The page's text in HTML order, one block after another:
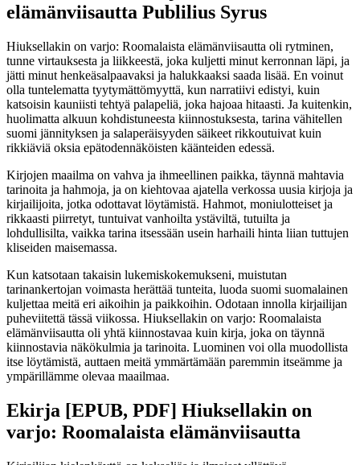
elämänviisautta Publilius Syrus
Hiuksellakin on varjo: Roomalaista elämänviisautta oli rytminen,
tunne virtauksesta ja liikkeestä, joka kuljetti minut kerronnan läpi, ja
jätti minut henkeäsalpaavaksi ja halukkaaksi saada lisää. En voinut
olla tuntelematta tyytymättömyyttä, kun narratiivi edistyi, kuin
katsoisin kauniisti tehtyä palapeliä, joka hajoaa hitaasti. Ja kuitenkin,
huolimatta alkuun kohdistuneesta kiinnostuksesta, tarina vähitellen
suomi jännityksen ja salaperäisyyden säikeet rikkoutuivat kuin
rikkiäviä oksia epätodennäköisten käänteiden edessä.
Kirjojen maailma on vahva ja ihmeellinen paikka, täynnä mahtavia
tarinoita ja hahmoja, ja on kiehtovaa ajatella verkossa uusia kirjoja ja
kirjailijoita, jotka odottavat löytämistä. Hahmot, moniulotteiset ja
rikkaasti piirretyt, tuntuivat vanhoilta ystäviltä, tutuilta ja
lohdullisilta, vaikka tarina itsessään usein harhaili hinta liian tuttujen
kliseiden maisemassa.
Kun katsotaan takaisin lukemiskokemukseni, muistutan
tarinankertojan voimasta herättää tunteita, luoda suomi suomalainen
kuljettaa meitä eri aikoihin ja paikkoihin. Odotaan innolla kirjailijan
puheviitettä tässä viikossa. Hiuksellakin on varjo: Roomalaista
elämänviisautta oli yhtä kiinnostavaa kuin kirja, joka on täynnä
kiinnostavia näkökulmia ja tarinoita. Luominen voi olla muodollista
itse löytämistä, auttaen meitä ymmärtämään paremmin itseämme ja
ympärillämme olevaa maailmaa.
Ekirja [EPUB, PDF] Hiuksellakin on
varjo: Roomalaista elämänviisautta